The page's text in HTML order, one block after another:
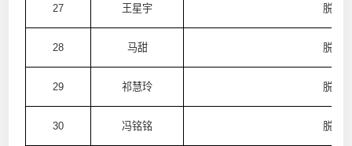
27 王星宇 脱普
28 马甜 脱普
29 祁慧玲 脱普
30 冯铭铭 脱普